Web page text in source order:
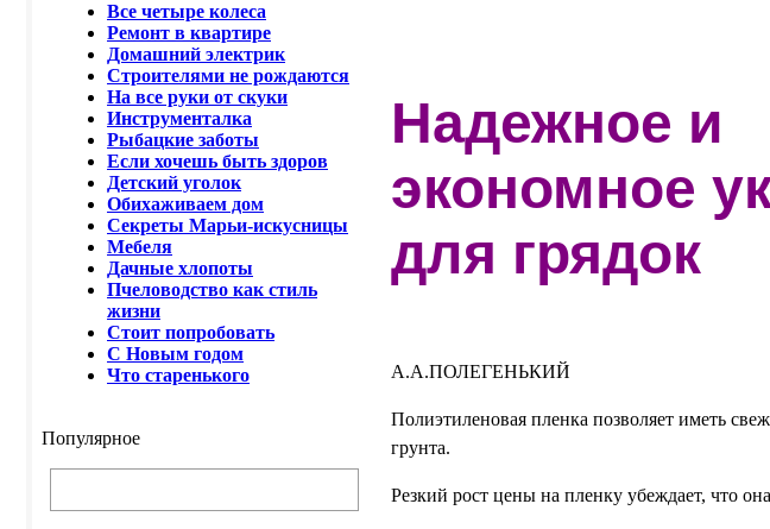
Все четыре колеса
Ремонт в квартире
Домашний электрик
Строителями не рождаются
На все руки от скуки
Инструменталка
Рыбацкие заботы
Если хочешь быть здоров
Детский уголок
Обихаживаем дом
Секреты Марьи-искусницы
Мебеля
Дачные хлопоты
Пчеловодство как стиль
жизни
Стоит попробовать
С Новым годом
Что старенького
Популярное
Надежное и
экономное
для грядок
А.А.ПОЛЕГЕНЬКИЙ
Полиэтиленовая пленка позволяет иметь
грунта.
Резкий рост цены на пленку убеждает, что